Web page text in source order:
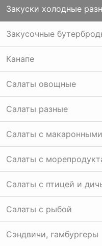
Закуски холодные
Закусочные
Канапе
Салаты овощные
Салаты разные
Салаты с
Салаты с
Салаты с птицей и
Салаты с рыбой
Сэндвичи, гамбургеры